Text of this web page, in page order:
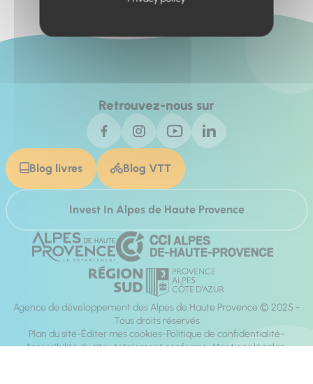
Retrouvez-nous sur
Blog livres Blog VTT
Invest In Alpes de Haute Provence
Agence de développement des Alpes de Haute Provence © 2025 -
Tous droits réservés
Plan du site Éditer mes cookies Politique de confidentialité
Accessibilité du site : totalement conforme Mentions légales